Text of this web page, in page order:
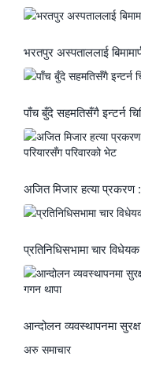
भरतपुर अस्पताललाई
पाँच बुँदे सहमतिसँगै इन्टर्न
अजित मिजार हत्या प्रकरण
प्रतिनिधिसभामा चार
आन्दोलन व्यवस्थापनमा
अरु समाचार